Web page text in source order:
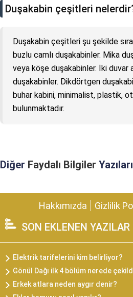
Duşakabin çeşitleri
Duşakabin çeşitleri şu şekilde
buzlu camlı duşakabinler. Mika
veya köşe duşakabinler. İki duvar
duşakabinler. Dikdörtgen
buhar kabini, minimalist, plastik,
bulunmaktadır.
Diğer Faydalı Bilgiler Yazıları
Hakkımızda Gizlilik
SON EKLENEN YAZILAR
Elektrik tarifelerini kim belirliyor?
Gönül Dağı ilk 4 bölüm nerede
Erkek atlara neden aygır denir?